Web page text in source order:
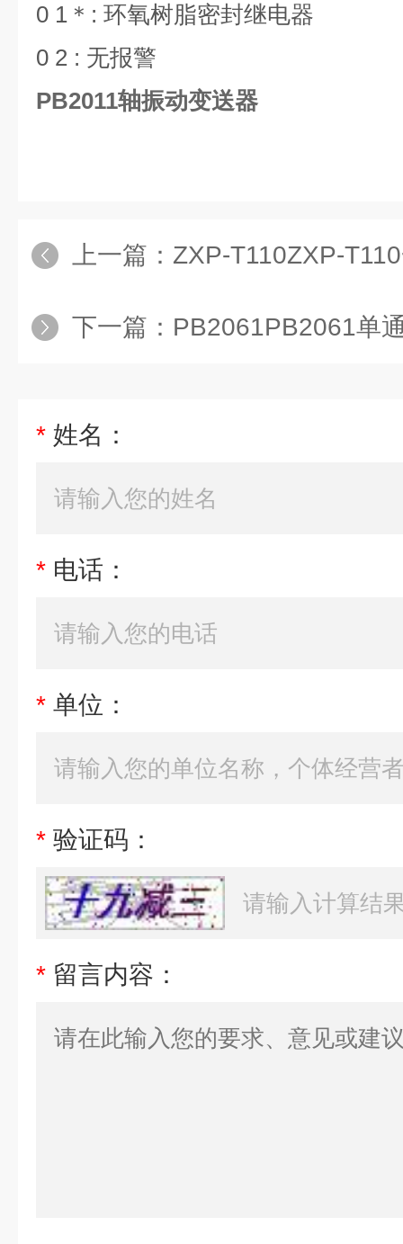
0 1＊: 环氧树脂密封继电器
0 2 : 无报警
PB2011轴振动变送器
上一篇： ZXP-T110ZXP-T110一体化
下一篇： PB2061PB2061单
* 姓名：
* 电话：
* 单位：
* 验证码：
* 留言内容：